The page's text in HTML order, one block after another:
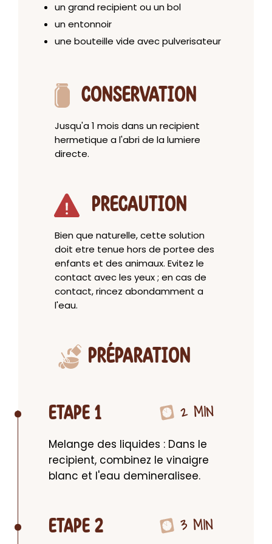
un grand recipient ou un bol
un entonnoir
une bouteille vide avec pulverisateur
CONSERVATION
Jusqu'a 1 mois dans un recipient
hermetique a l'abri de la lumiere
directe.
PRECAUTION
Bien que naturelle, cette solution
doit etre tenue hors de portee des
enfants et des animaux. Evitez le
contact avec les yeux ; en cas de
contact, rincez abondamment a
l'eau.
PRÉPARATION
ETAPE 1 2 MIN
Melange des liquides : Dans le
recipient, combinez le vinaigre
blanc et l'eau demineralisee.
ETAPE 2 3 MIN